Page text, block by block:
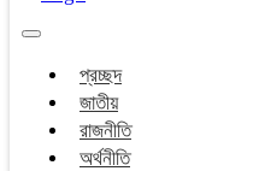
Toggle
প্রচ্ছদ
জাতীয়
রাজনীতি
অর্থনীতি